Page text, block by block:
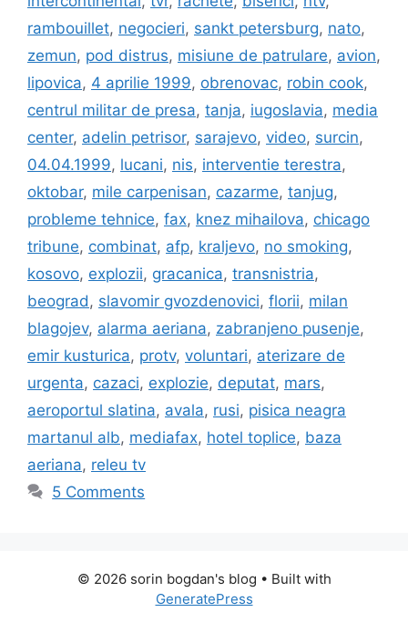
rambouillet, negocieri, sankt petersburg, nato,
zemun, pod distrus, misiune de patrulare, avion,
lipovica, 4 aprilie 1999, obrenovac, robin cook,
centrul militar de presa, tanja, iugoslavia, media
center, adelin petrisor, sarajevo, video, surcin,
04.04.1999, lucani, nis, interventie terestra,
oktobar, mile carpenisan, cazarme, tanjug,
probleme tehnice, fax, knez mihailova, chicago
tribune, combinat, afp, kraljevo, no smoking,
kosovo, explozii, gracanica, transnistria,
beograd, slavomir gvozdenovici, florii, milan
blagojev, alarma aeriana, zabranjeno pusenje,
emir kusturica, protv, voluntari, aterizare de
urgenta, cazaci, explozie, deputat, mars,
aeroportul slatina, avala, rusi, pisica neagra
martanul alb, mediafax, hotel toplice, baza
aeriana, releu tv
5 Comments
© 2026 sorin bogdan's blog • Built with
GeneratePress